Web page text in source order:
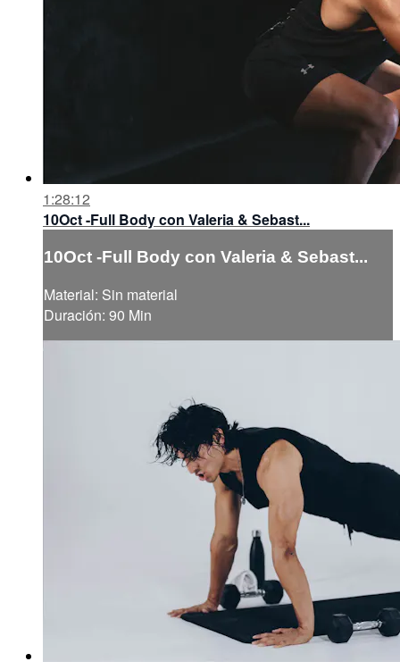
1:28:12
10Oct -Full Body con Valeria & Sebast...
10Oct -Full Body con Valeria & Sebast...
Material: Sin material
Duración: 90 Min